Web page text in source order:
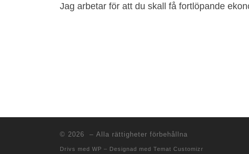
Jag arbetar för att du skall få fortlöpande
© 2026 – Alla rättigheter förbehållna
Drivs med WP – Designad med Temat Customizr